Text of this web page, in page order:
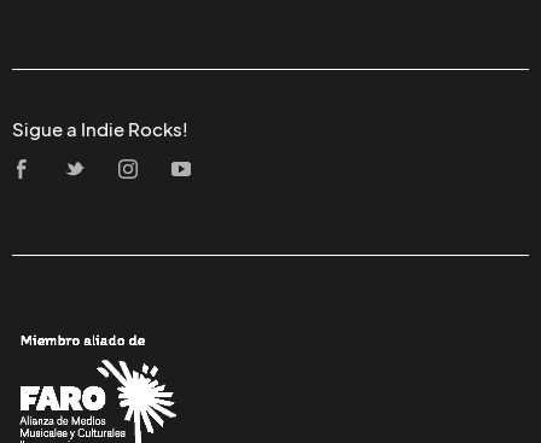
Sigue a Indie Rocks!